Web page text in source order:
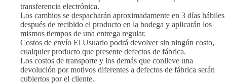
transferencia electrónica.
Los cambios se despacharán aproximadamente en 3 días hábiles
después de recibido el producto en la bodega y aplicarán los
mismos tiempos de una entrega regular.
Costos de envío El Usuario podrá devolver sin ningún costo,
cualquier producto que presente defectos de fábrica.
Los costos de transporte y los demás que conlleve una
devolución por motivos diferentes a defectos de fábrica serán
cubiertos por el cliente.